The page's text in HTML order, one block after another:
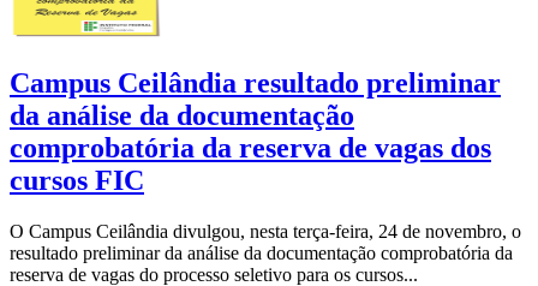
Campus Ceilândia resultado preliminar
da análise da documentação
comprobatória da reserva de vagas dos
cursos FIC
O Campus Ceilândia divulgou, nesta terça-feira, 24 de novembro, o
resultado preliminar da análise da documentação comprobatória da
reserva de vagas do processo seletivo para os cursos...